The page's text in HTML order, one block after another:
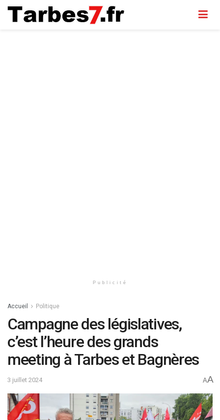
Publicité
Accueil Politique
Campagne des législatives,
c’est l’heure des grands
meeting à Tarbes et Bagnères
3 juillet 2024 AA